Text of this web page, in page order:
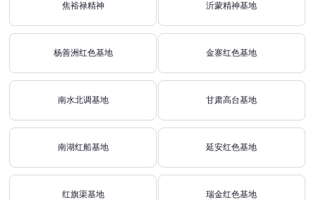
焦裕禄精神 沂蒙精神基地
杨善洲红色基地 金寨红色基地
南水北调基地 甘肃高台基地
南湖红船基地 延安红色基地
红旗渠基地 瑞金红色基地